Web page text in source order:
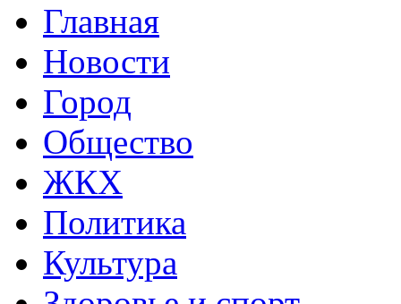
Главная
Новости
Город
Общество
ЖКХ
Политика
Культура